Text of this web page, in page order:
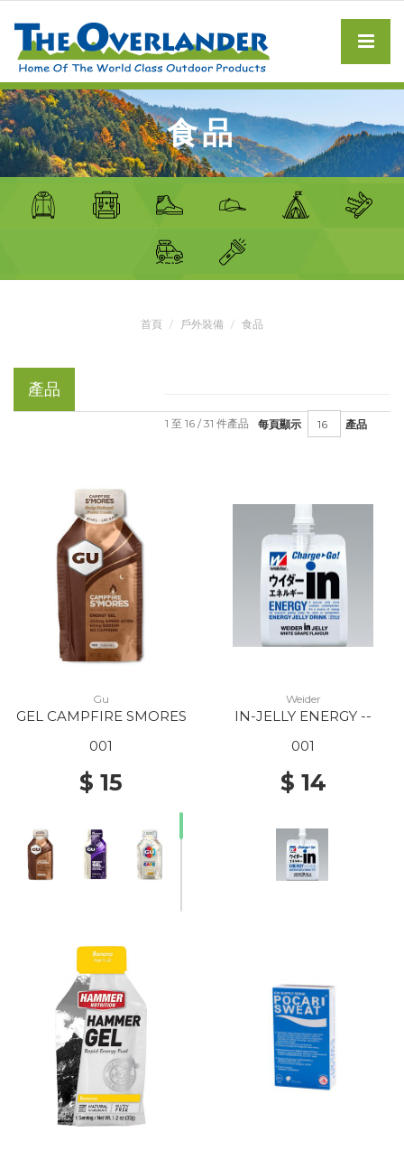
食品
首頁 戶外裝備 食品
產品
每頁顯示 產品
1 至 16 / 31 件產品
Gu
GEL CAMPFIRE SMORES
001
$ 15
Weider
IN-JELLY ENERGY --
001
$ 14